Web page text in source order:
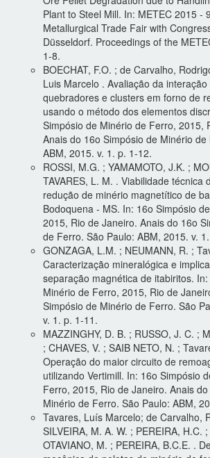
Plant to Steel Mill. In: METEC 2015 -
Metallurgical Trade Fair with
Düsseldorf. Proceedings of the
1-8.
BOECHAT, F.O. ; de Carvalho,
Luis Marcelo . Avaliação da
quebradores e clusters em forno de
usando o método dos elementos
Simpósio de Minério de Ferro, 2015,
Anais do 16o Simpósio de Minério
ABM, 2015. v. 1. p. 1-12.
ROSSI, M.G. ; YAMAMOTO, J.K. ;
TAVARES, L. M. . Viabilidade técnica
redução de minério magnetítico de
Bodoquena - MS. In: 16o Simpósio
2015, Rio de Janeiro. Anais do 16o
de Ferro. São Paulo: ABM, 2015. v.
GONZAGA, L.M. ; NEUMANN, R. ;
Caracterização mineralógica e
separação magnética de itabiritos.
Minério de Ferro, 2015, Rio de
Simpósio de Minério de Ferro. São
v. 1. p. 1-11.
MAZZINGHY, D. B. ; RUSSO, J. C. ;
; CHAVES, V. ; SAIB NETO, N. ;
Operação do maior circuito de
utilizando Vertimill. In: 16o Simpósio
Ferro, 2015, Rio de Janeiro. Anais
Minério de Ferro. São Paulo: ABM,
Tavares, Luís Marcelo; de Carvalho,
SILVEIRA, M. A. W. ; PEREIRA, H.C.
OTAVIANO, M. ; PEREIRA, B.C.E. .